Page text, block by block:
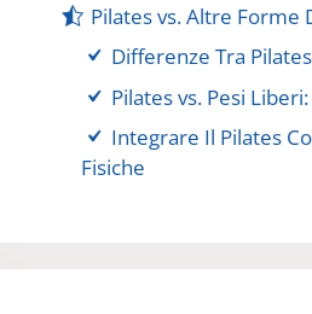
Pilates vs. Altre Forme
Differenze Tra Pilates
Pilates vs. Pesi
Integrare Il Pilates
Fisiche